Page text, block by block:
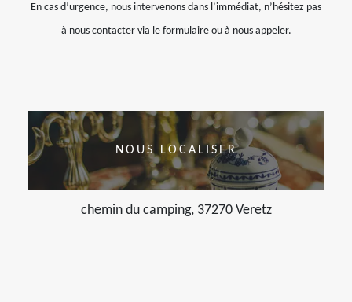
En cas d’urgence, nous intervenons dans l’immédiat, n’hésitez pas
à nous contacter via le formulaire ou à nous appeler.
NOUS LOCALISER
chemin du camping, 37270 Veretz